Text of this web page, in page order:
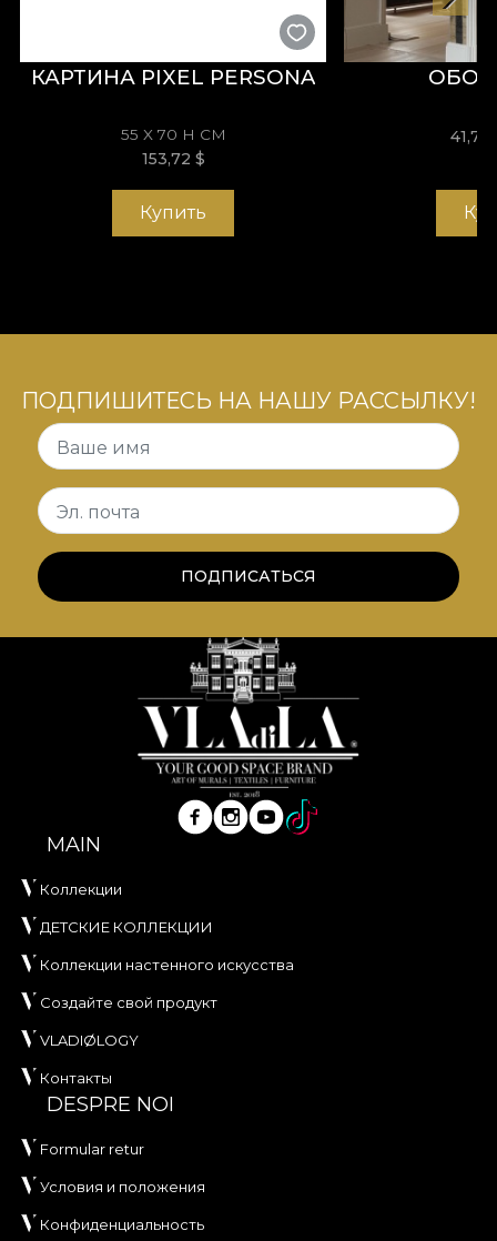
так и в бутиковых отелях или авторских
КАРТИНА PIXEL PERSONA
55 X 70 H СМ
153,72 $
Купить
ОБОИ
41,72
ПОДПИШИТЕСЬ НА НАШУ РАССЫЛКУ!
Ваше имя
Эл. почта
ПОДПИСАТЬСЯ
MAIN
Коллекции
ДЕТСКИЕ КОЛЛЕКЦИИ
Коллекции настенного искусства
Создайте свой продукт
VLADIØLOGY
Контакты
DESPRE NOI
Formular retur
Условия и положения
Конфиденциальность